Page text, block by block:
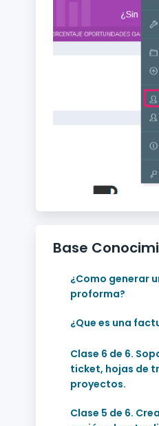
Base
¿Como generar
proforma?
¿Que es una
Clase 6 de 6.
ticket, hojas de
proyectos.
Clase 5 de 6.